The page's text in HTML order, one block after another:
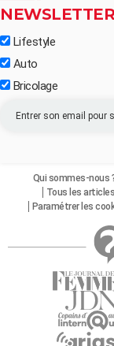
Lifestyle
Auto
Bricolage
Qui sommes-nous
Tous les articles
Paramétrer les